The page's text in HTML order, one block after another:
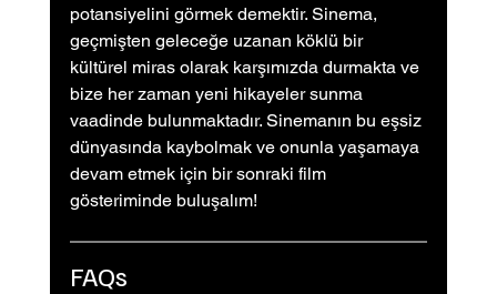
potansiyelini görmek demektir. Sinema,
geçmişten geleceğe uzanan köklü bir
kültürel miras olarak karşımızda durmakta ve
bize her zaman yeni hikayeler sunma
vaadinde bulunmaktadır. Sinemanın bu eşsiz
dünyasında kaybolmak ve onunla yaşamaya
devam etmek için bir sonraki film
gösteriminde buluşalım!
FAQs